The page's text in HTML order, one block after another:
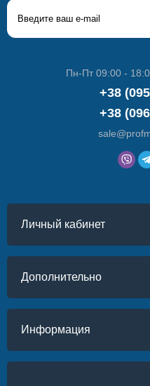
Пн-Пт 09:00 -
+38
+38
Личный кабинет
Дополнительно
Информация